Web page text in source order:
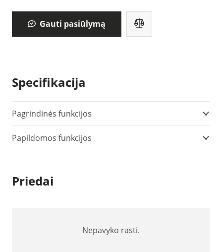
Gauti pasiūlymą
Specifikacija
Pagrindinės funkcijos
Papildomos funkcijos
Priedai
Nepavyko rasti.